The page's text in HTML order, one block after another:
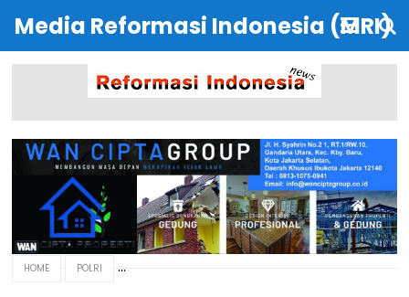
Media Reformasi Indonesia (MRI)
HOME POLRI